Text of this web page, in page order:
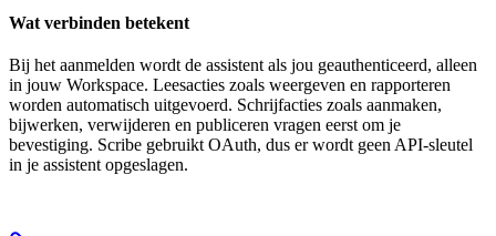
Wat verbinden betekent
Bij het aanmelden wordt de assistent als jou geauthenticeerd, alleen
in jouw Workspace. Leesacties zoals weergeven en rapporteren
worden automatisch uitgevoerd. Schrijfacties zoals aanmaken,
bijwerken, verwijderen en publiceren vragen eerst om je
bevestiging. Scribe gebruikt OAuth, dus er wordt geen API-sleutel
in je assistent opgeslagen.